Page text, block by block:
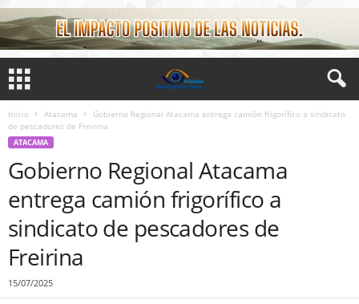
Inicio Atacama
Gobierno Regional Atacama entrega camión frigorífico a sindicato
de pescadores de Freirina
ATACAMA
Gobierno Regional Atacama
entrega camión frigorífico a
sindicato de pescadores de
Freirina
15/07/2025